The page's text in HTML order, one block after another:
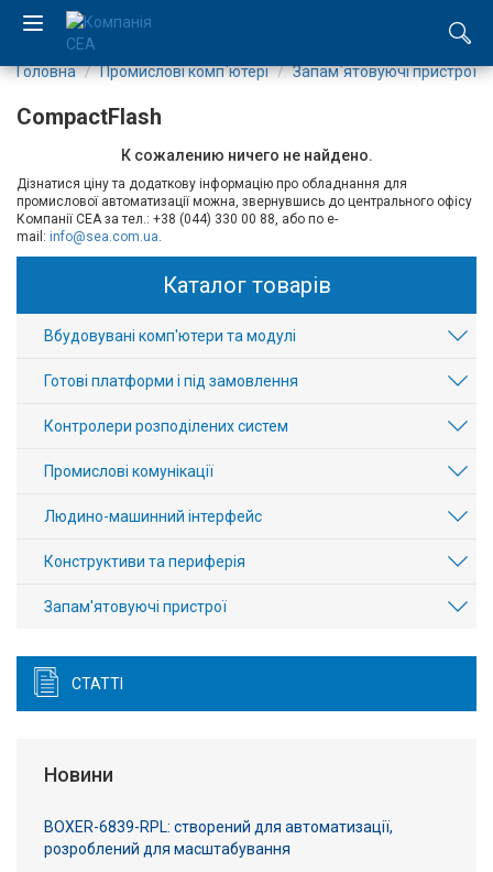
RU
Компанія
Каталог
Вакансії
Вхід/
Виробники
Контакти
Доставка
Тех.
Блог
Головна Промислові комп`ютері Запам`ятовуючі пристрої
CompactFlash
К сожалению ничего не найдено.
Дізнатися ціну та додаткову інформацію про обладнання для
промислової автоматизації можна, звернувшись до центрального офісу
Компанії СЕА за тел.: +38 (044) 330 00 88, або по e-
mail: info@sea.com.ua.
Каталог товарів
Вбудовувані комп'ютери та модулі
Готові платформи і під замовлення
Контролери розподілених систем
Промислові комунікації
Людино-машинний інтерфейс
Конструктиви та периферія
Запам'ятовуючі пристрої
СТАТТІ
Новини
BOXER-6839-RPL: створений для автоматизації,
розроблений для масштабування